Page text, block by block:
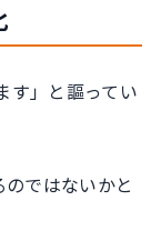
す」と謳ってい
ではないかと